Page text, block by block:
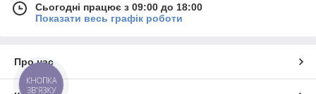
Сьогодні працює з 09:00 до 18:00
Показати весь графік роботи
Про нас
КНОПКА
ЗВ'ЯЗКУ